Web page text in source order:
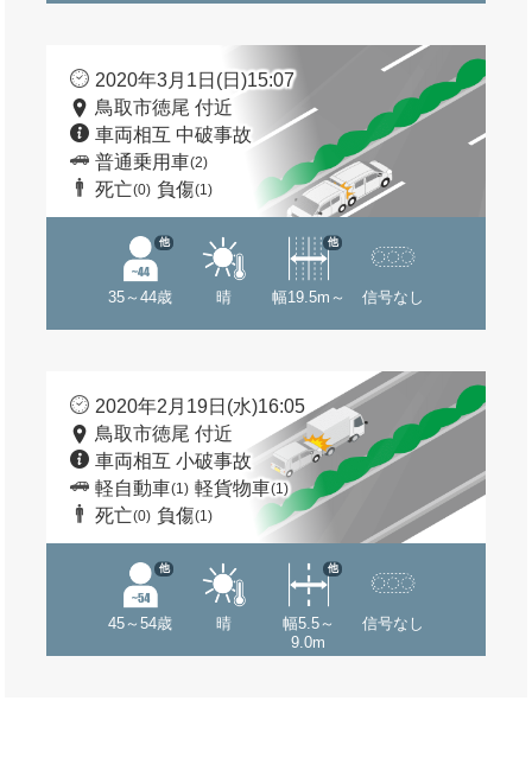
2020年3月1日(日)15:07
鳥取市徳尾 付近
車両相互 中破事故
普通乗用車(2)
死亡(0) 負傷(1)
35～44歳
他
晴 幅19.5m～
他
信号なし
2020年2月19日(水)16:05
鳥取市徳尾 付近
車両相互 小破事故
軽自動車(1) 軽貨物車(1)
死亡(0) 負傷(1)
45～54歳
他
晴
幅5.5～
9.0m
他
信号なし